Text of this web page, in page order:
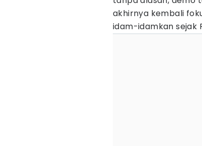
akhirnya kembali
idam-idamkan sejak